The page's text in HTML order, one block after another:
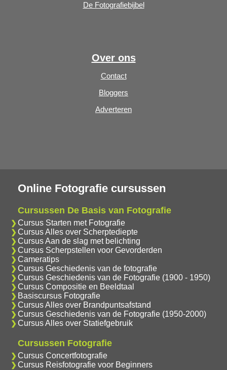
De Fotografiebijbel
Over ons
Contact
Bloggers
Adverteren
Online Fotografie cursussen
Cursussen De Basis van Fotografie
Cursus Starten met Fotografie
Cursus Alles over Scherptediepte
Cursus Aan de slag met belichting
Cursus Scherpstellen voor Gevorderden
Cameratips
Cursus Geschiedenis van de fotografie
Cursus Geschiedenis van de Fotografie (1900 - 1950)
Cursus Compositie en Beeldtaal
Basiscursus Fotografie
Cursus Alles over Brandpuntsafstand
Cursus Geschiedenis van de Fotografie (1950-2000)
Cursus Alles over Statiefgebruik
Cursussen Fotografie
Cursus Concertfotografie
Cursus Reisfotografie voor Beginners